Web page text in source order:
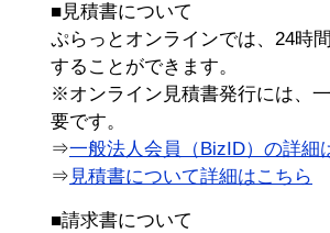
■見積書について
ぷらっとオンラインでは、24時
することができます。
※オンライン見積書発行には、
要です。
⇒一般法人会員（BizID）の詳細
⇒ 見積書について詳細はこちら
■請求書について